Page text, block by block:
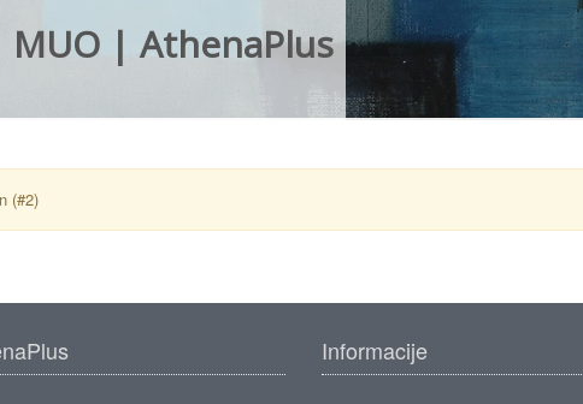
MUO | AthenaPlus
(#2)
Informacije